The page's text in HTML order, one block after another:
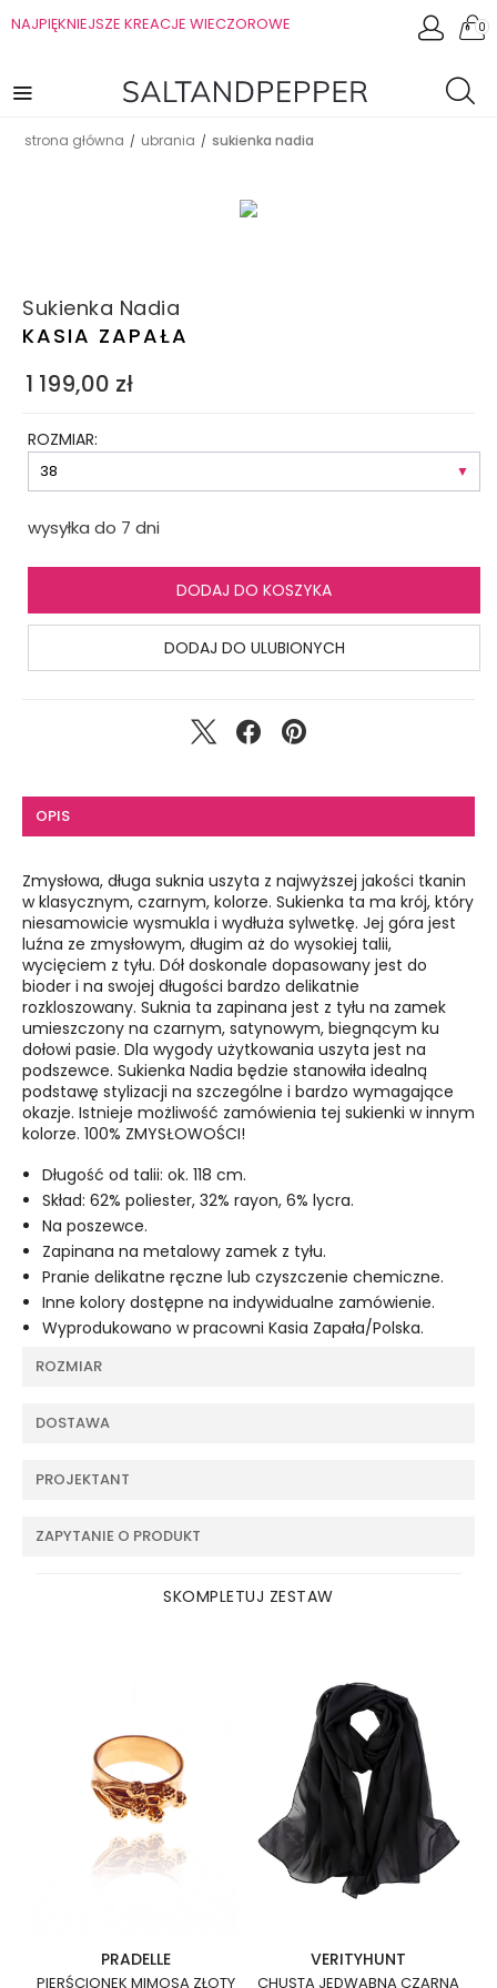
NAJPIĘKNIEJSZE KREACJE WIECZOROWE 0
strona główna / ubrania / sukienka nadia
Sukienka Nadia
KASIA ZAPAŁA
1 199,00 zł
ROZMIAR:
wysyłka do 7 dni
DODAJ DO KOSZYKA
DODAJ DO ULUBIONYCH
OPIS
Zmysłowa, długa suknia uszyta z najwyższej jakości tkanin
w klasycznym, czarnym, kolorze. Sukienka ta ma krój, który
niesamowicie wysmukla i wydłuża sylwetkę. Jej góra jest
luźna ze zmysłowym, długim aż do wysokiej talii,
wycięciem z tyłu. Dół doskonale dopasowany jest do
bioder i na swojej długości bardzo delikatnie
rozkloszowany. Suknia ta zapinana jest z tyłu na zamek
umieszczony na czarnym, satynowym, biegnącym ku
dołowi pasie. Dla wygody użytkowania uszyta jest na
podszewce. Sukienka Nadia będzie stanowiła idealną
podstawę stylizacji na szczególne i bardzo wymagające
okazje. Istnieje możliwość zamówienia tej sukienki w innym
kolorze. 100% ZMYSŁOWOŚCI!
Długość od talii: ok. 118 cm.
Skład: 62% poliester, 32% rayon, 6% lycra.
Na poszewce.
Zapinana na metalowy zamek z tyłu.
Pranie delikatne ręczne lub czyszczenie chemiczne.
Inne kolory dostępne na indywidualne zamówienie.
Wyprodukowano w pracowni Kasia Zapała/Polska.
ROZMIAR
DOSTAWA
PROJEKTANT
ZAPYTANIE O PRODUKT
SKOMPLETUJ ZESTAW
PRADELLE
PIERŚCIONEK MIMOSA ZŁOTY
VERITYHUNT
CHUSTA JEDWABNA CZARNA